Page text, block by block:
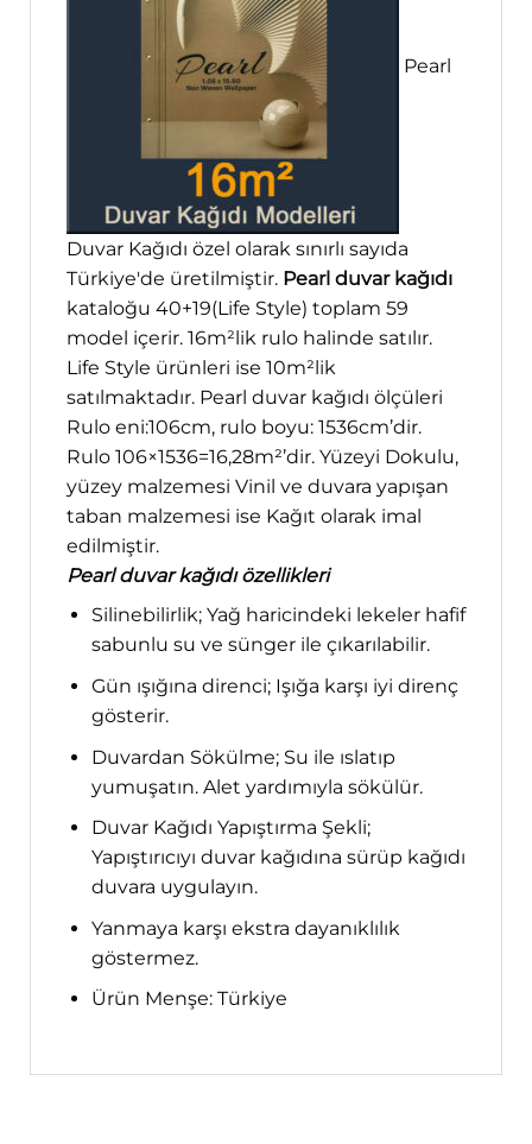
Pearl
Duvar Kağıdı özel olarak sınırlı sayıda
Türkiye'de üretilmiştir. Pearl duvar kağıdı
kataloğu 40+19(Life Style) toplam 59
model içerir. 16m²lik rulo halinde satılır.
Life Style ürünleri ise 10m²lik
satılmaktadır. Pearl duvar kağıdı ölçüleri
Rulo eni:106cm, rulo boyu: 1536cm’dir.
Rulo 106×1536=16,28m²’dir. Yüzeyi Dokulu,
yüzey malzemesi Vinil ve duvara yapışan
taban malzemesi ise Kağıt olarak imal
edilmiştir.
Pearl duvar kağıdı özellikleri
Silinebilirlik; Yağ haricindeki lekeler hafif
sabunlu su ve sünger ile çıkarılabilir.
Gün ışığına direnci; Işığa karşı iyi direnç
gösterir.
Duvardan Sökülme; Su ile ıslatıp
yumuşatın. Alet yardımıyla sökülür.
Duvar Kağıdı Yapıştırma Şekli;
Yapıştırıcıyı duvar kağıdına sürüp kağıdı
duvara uygulayın.
Yanmaya karşı ekstra dayanıklılık
göstermez.
Ürün Menşe: Türkiye